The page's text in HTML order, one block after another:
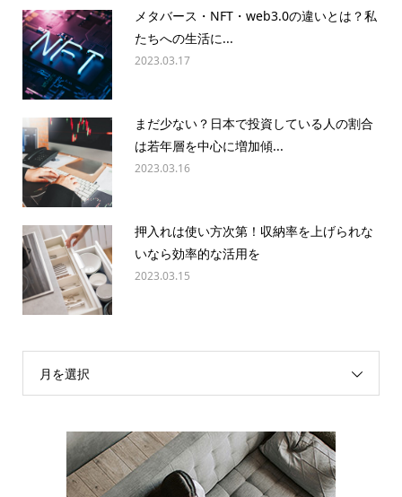
メタバース・NFT・web3.0の違いとは？私
たちへの生活に...
2023.03.17
まだ少ない？日本で投資している人の割合
は若年層を中心に増加傾...
2023.03.16
押入れは使い方次第！収納率を上げられな
いなら効率的な活用を
2023.03.15
月を選択